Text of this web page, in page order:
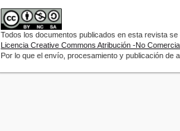
Todos los documentos publicados en esta revista
Licencia Creative Commons Atribución -No
Por lo que el envío, procesamiento y publicación de